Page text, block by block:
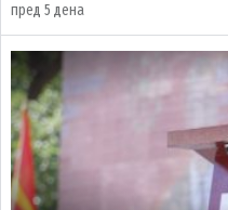
пред 5 дена